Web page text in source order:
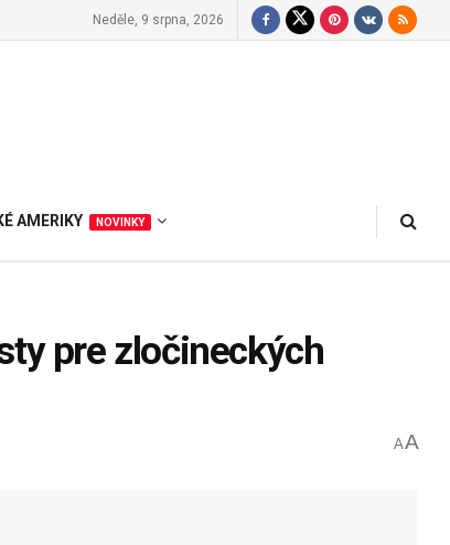
Neděle, 9 srpna, 2026
AMERIKY NOVINKY
pre zločineckých
AA